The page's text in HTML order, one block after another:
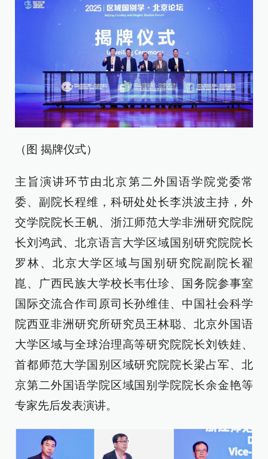
（图 揭牌仪式）
主旨演讲环节由北京第二外国语学院党委常
委、副院长程维，科研处处长李洪波主持，外
交学院院长王帆、浙江师范大学非洲研究院院
长刘鸿武、北京语言大学区域国别研究院院长
罗林、北京大学区域与国别研究院副院长翟
崑、广西民族大学校长韦仕珍、国务院参事室
国际交流合作司原司长孙维佳、中国社会科学
院西亚非洲研究所研究员王林聪、北京外国语
大学区域与全球治理高等研究院院长刘铁娃、
首都师范大学国别区域研究院院长梁占军、北
京第二外国语学院区域国别学院院长余金艳等
专家先后发表演讲。